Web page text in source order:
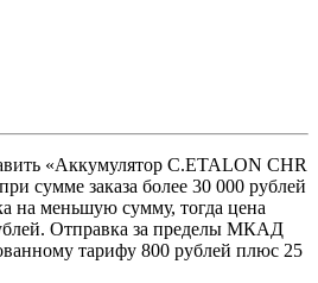
«Аккумулятор C.ETALON CHR
сумме заказа более 30 000 рублей
на меньшую сумму, тогда цена
Отправка за пределы МКАД
тарифу 800 рублей плюс 25